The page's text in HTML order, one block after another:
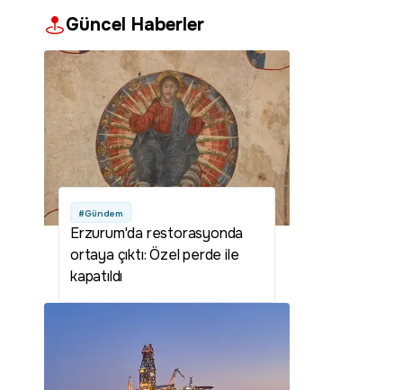
Güncel Haberler
#Gündem
Erzurum'da restorasyonda
ortaya çıktı: Özel perde ile
kapatıldı